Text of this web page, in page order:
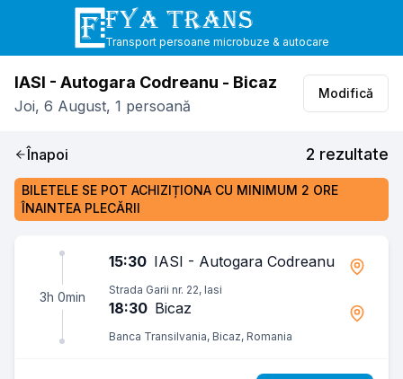
FYA TRANS
Transport persoane microbuze & autocare
IASI - Autogara Codreanu - Bicaz
Joi, 6 August, 1 persoană
Modifică
Înapoi 2 rezultate
BILETELE SE POT ACHIZIȚIONA CU MINIMUM 2 ORE
ÎNAINTEA PLECĂRII
3h 0min
15:30 IASI - Autogara Codreanu
Strada Garii nr. 22, Iasi
18:30 Bicaz
Banca Transilvania, Bicaz, Romania